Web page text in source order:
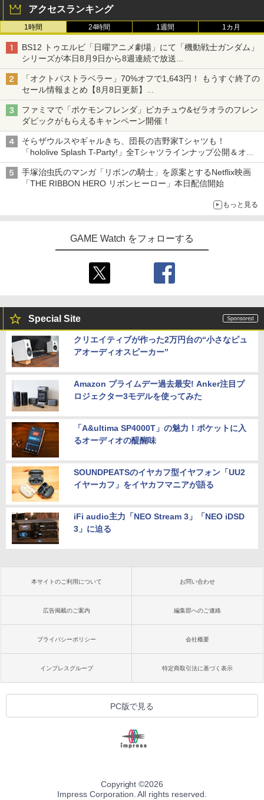
アクセスランキング
1時間 24時間 1週間 1カ月
BS12 トゥエルビ「日曜アニメ劇場」にて「機動戦士ガンダム」
シリーズが本日8月9日から8週連続で放送
初回は「機動戦士ガンダム【HDリマスター版】」
「オクトパストラベラー」70%オフで1,643円！ もうすぐ終了の
セール情報まとめ【8月8日更新】
ニンテンドーeショップでは「大神 絶景版」が67%オフで990円
ファミマで「ポケモンフレンダ」ピカチュウ&ゼラオラのフレン
ダピックがもらえるキャンペーン開催！
そらザウルスやギャルきち、団長の吉野家Tシャツも！
「hololive Splash T-Party!」全Tシャツラインナップ公開＆オン
ライン販売開始
手塚治虫氏のマンガ「リボンの騎士」を原案とするNetflix映画
「THE RIBBON HERO リボンヒーロー」本日配信開始
もっと見る
GAME Watch をフォローする
Special Site
クリエイティブが作った2万円台の“小さなピュ
アオーディオスピーカー”
Amazon プライムデー過去最安! Anker注目プ
ロジェクター3モデルを使ってみた
「A&ultima SP4000T」の魅力！ポケットに入
るオーディオの醍醐味
SOUNDPEATSのイヤカフ型イヤフォン「UU2
イヤーカフ」をイヤカフマニアが語る
iFi audio主力「NEO Stream 3」「NEO iDSD
3」に迫る
本サイトのご利用について お問い合わせ
広告掲載のご案内 編集部へのご連絡
プライバシーポリシー 会社概要
インプレスグループ 特定商取引法に基づく表示
PC版で見る
Copyright ©2026
Impress Corporation. All rights reserved.